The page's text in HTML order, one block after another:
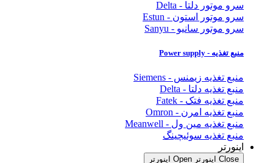
سرو موتور دلتا - Delta
سرو موتور استون - Estun
سرو موتور سانیو - Sanyu
منبع تغذیه - Power supply
منبع تغذیه زیمنس - Siemens
منبع تغذیه دلتا - Delta
منبع تغذیه فتک - Fatek
منبع تغذیه امرن - Omron
منبع تغذیه مین ول - Meanwell
منبع تغذیه سوئیچینگ
اینورتر
Close اینورتر Open اینورتر